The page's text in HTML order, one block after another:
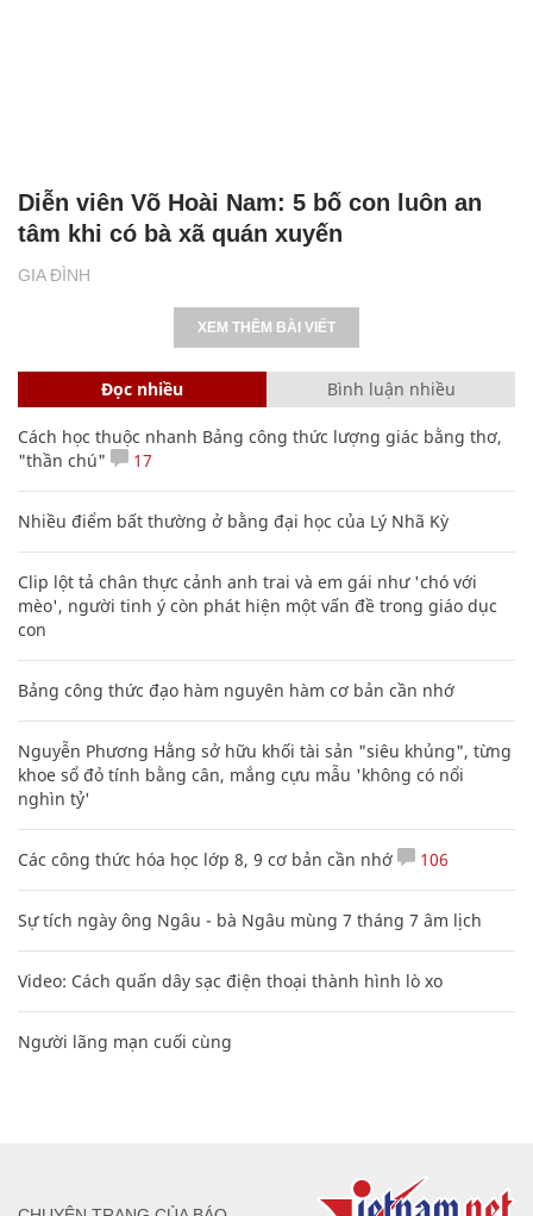
GIA ĐÌNH
Diễn viên Võ Hoài Nam: 5 bố con luôn an
tâm khi có bà xã quán xuyến
XEM THÊM BÀI VIẾT
Đọc nhiều Bình luận nhiều
Cách học thuộc nhanh Bảng công thức lượng giác bằng thơ,
"thần chú"
17
Nhiều điểm bất thường ở bằng đại học của Lý Nhã Kỳ
Clip lột tả chân thực cảnh anh trai và em gái như 'chó với
mèo', người tinh ý còn phát hiện một vấn đề trong giáo dục
con
Bảng công thức đạo hàm nguyên hàm cơ bản cần nhớ
Nguyễn Phương Hằng sở hữu khối tài sản "siêu khủng", từng
khoe sổ đỏ tính bằng cân, mắng cựu mẫu 'không có nổi
nghìn tỷ'
Các công thức hóa học lớp 8, 9 cơ bản cần nhớ 106
Sự tích ngày ông Ngâu - bà Ngâu mùng 7 tháng 7 âm lịch
Video: Cách quấn dây sạc điện thoại thành hình lò xo
Người lãng mạn cuối cùng